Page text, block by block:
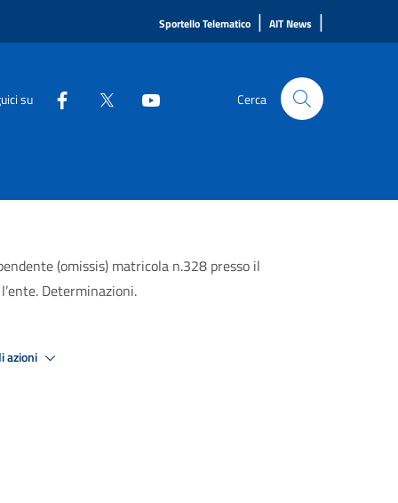
Sportello Telematico | AIT News |
su Cerca
(omissis) matricola n.328 presso il
Determinazioni.
azioni